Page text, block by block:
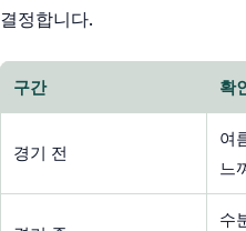
결정합니다.
구간 확
경기 전
여
느
수